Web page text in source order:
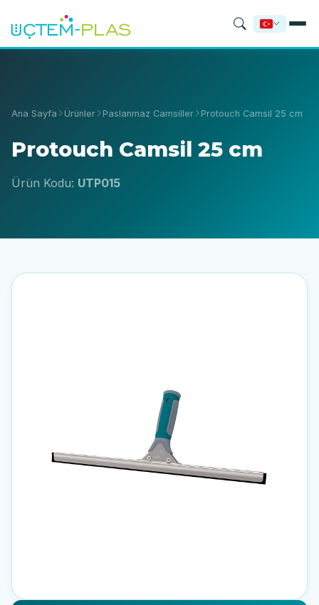
Ana Sayfa Ürünler Paslanmaz Camsiller Protouch Camsil 25 cm
Protouch Camsil 25 cm
Ürün Kodu: UTP015